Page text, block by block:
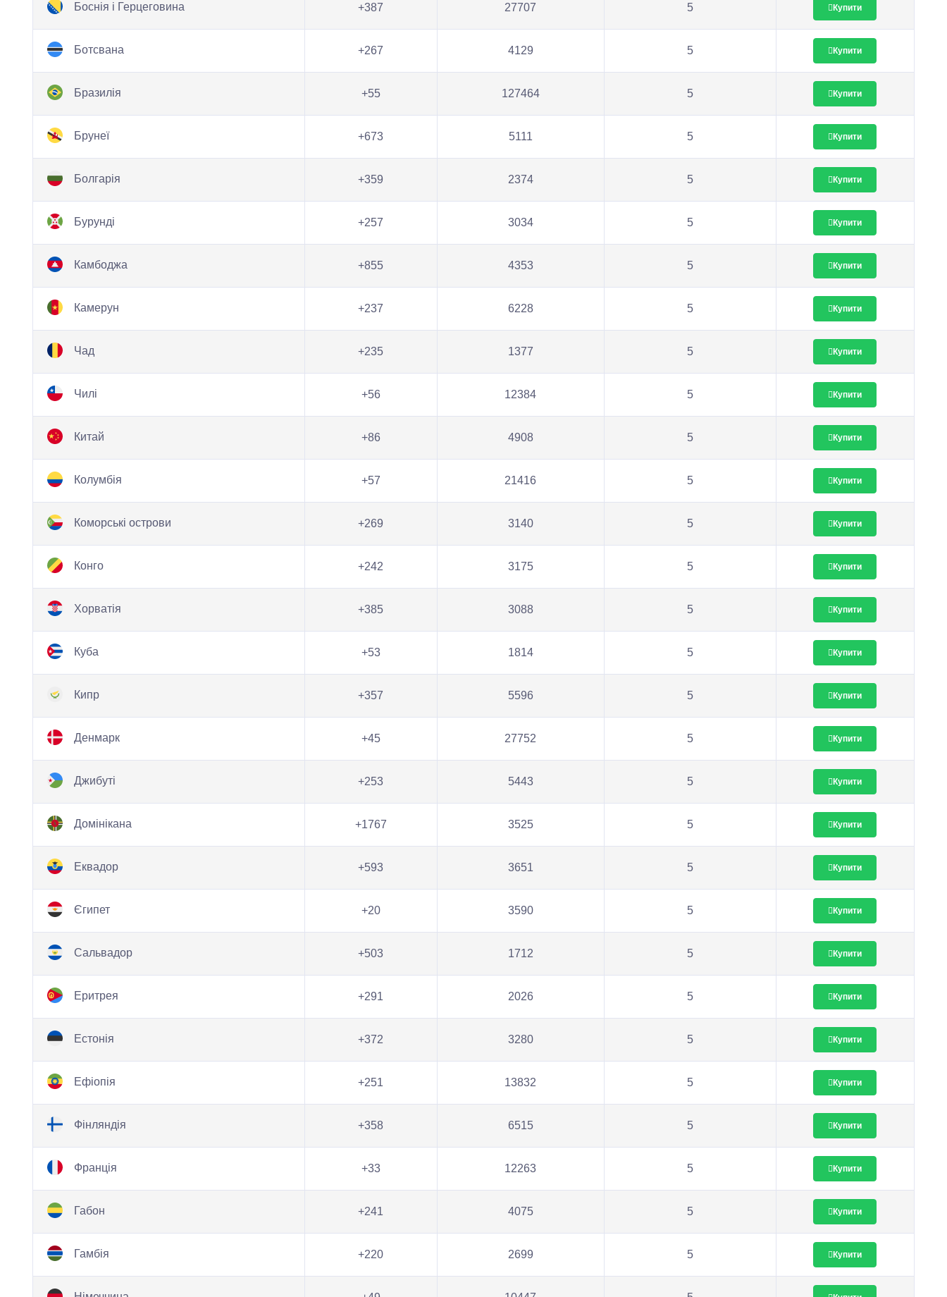
Боснія і Герцеговина +387 27707 5 Купити
Ботсвана +267 4129 5 Купити
Бразилія +55 127464 5 Купити
Брунеї +673 5111 5 Купити
Болгарія +359 2374 5 Купити
Бурунді +257 3034 5 Купити
Камбоджа +855 4353 5 Купити
Камерун +237 6228 5 Купити
Чад +235 1377 5 Купити
Чилі +56 12384 5 Купити
Китай +86 4908 5 Купити
Колумбія +57 21416 5 Купити
Коморські острови +269 3140 5 Купити
Конго +242 3175 5 Купити
Хорватія +385 3088 5 Купити
Куба +53 1814 5 Купити
Кипр +357 5596 5 Купити
Денмарк +45 27752 5 Купити
Джибуті +253 5443 5 Купити
Домінікана +1767 3525 5 Купити
Еквадор +593 3651 5 Купити
Єгипет +20 3590 5 Купити
Сальвадор +503 1712 5 Купити
Еритрея +291 2026 5 Купити
Естонія +372 3280 5 Купити
Ефіопія +251 13832 5 Купити
Фінляндія +358 6515 5 Купити
Франція +33 12263 5 Купити
Габон +241 4075 5 Купити
Гамбія +220 2699 5 Купити